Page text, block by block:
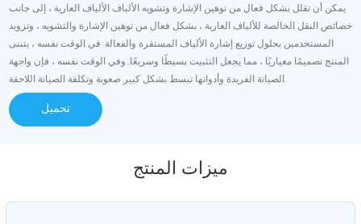
يمكن أن تقلل بشكل فعال من توهين الإشارة وتشويه الألياف الألياف العارية ، إلى جانب
خصائص النقل الخالصة للألياف العارية ، بشكل فعال من توهين الإشارة والتشويه ، وتزويد
المستخدمين بحلول توزيع إشارة الألياف المستقرة والفعالة. في الوقت نفسه ، يتبنى
المنتج تصميمًا معياريًا ، مما يجعل التثبيت بسيطًا وسريعًا. وفي الوقت نفسه ، فإن واجهة
الصيانة الفريدة وأدواتها تبسط بشكل كبير صعوبة وتكلفة الصيانة اللاحقة.
تحميل
ميزات المنتج